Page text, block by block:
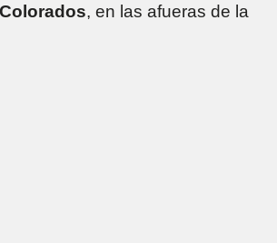
, en las afueras de la